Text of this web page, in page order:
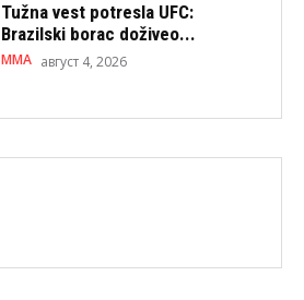
Tužna vest potresla UFC:
Brazilski borac doživeo...
MMA август 4, 2026